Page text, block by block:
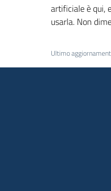
artificiale è qui,
usarla. Non
Ultimo